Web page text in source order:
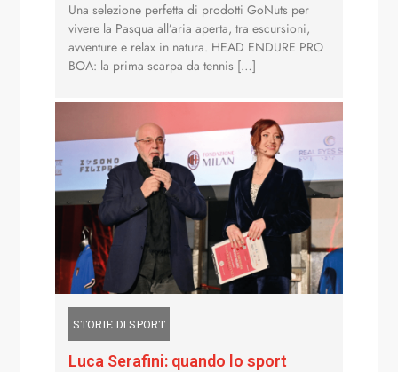
Una selezione perfetta di prodotti GoNuts per
vivere la Pasqua all’aria aperta, tra escursioni,
avventure e relax in natura. HEAD ENDURE PRO
BOA: la prima scarpa da tennis […]
STORIE DI SPORT
Luca Serafini: quando lo sport